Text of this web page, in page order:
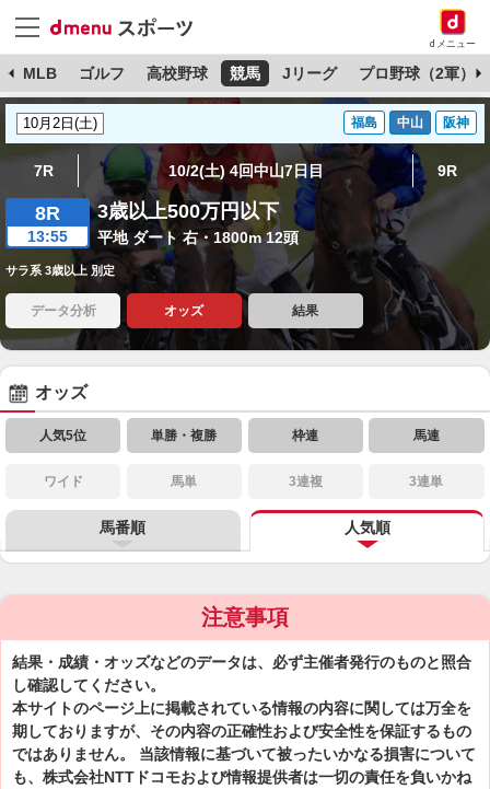
dメニュー
MLB ゴルフ 高校野球 競馬 Jリーグ プロ野球（2軍）
福島 中山 阪神
7R 10/2(土) 4回中山7日目 9R
8R
13:55
3歳以上500万円以下
平地 ダート 右・1800m 12頭
サラ系 3歳以上 別定
データ分析 オッズ 結果
オッズ
人気5位 単勝・複勝 枠連 馬連
ワイド 馬単 3連複 3連単
馬番順 人気順
注意事項
結果・成績・オッズなどのデータは、必ず主催者発行のものと照合
し確認してください。
本サイトのページ上に掲載されている情報の内容に関しては万全を
期しておりますが、その内容の正確性および安全性を保証するもの
ではありません。 当該情報に基づいて被ったいかなる損害について
も、株式会社NTTドコモおよび情報提供者は一切の責任を負いかね